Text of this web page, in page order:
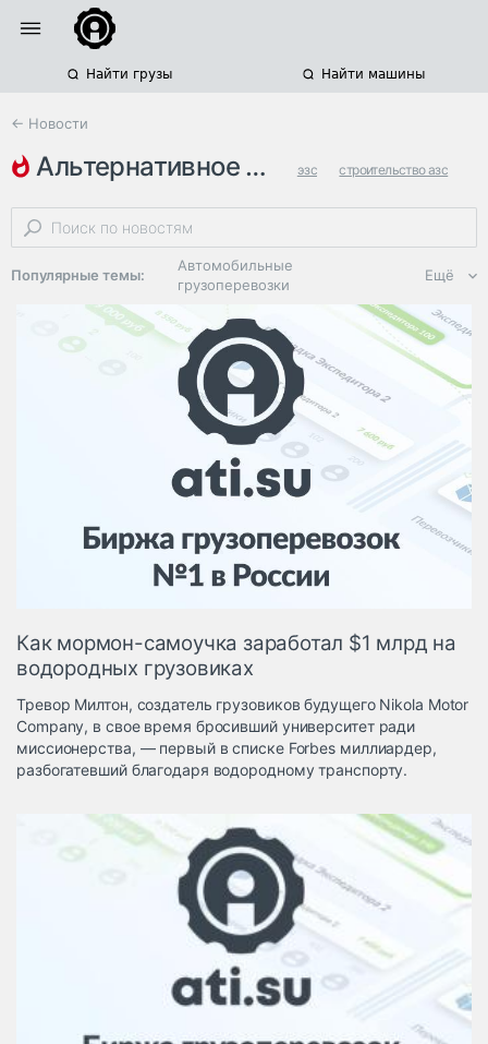
Найти грузы Найти машины
← Новости
альтернативное топливо эзс строительство азс
продажа топлива
Популярные темы:
Автомобильные
грузоперевозки
Региональная
логистика
ЭДО, ИТ в
логистике
Дороги,
инфраструктура
Логистика, грузы
Негабаритные и
опасные грузы
Безопасность и
Таможня и ВЭД
грузовые
терминалы
Коммерческий
транспорт
Автосервис,
запчасти, шины
Топливо, масла и
автохимия
Дзен
Ещё
Как мормон-самоучка заработал $1 млрд на
водородных грузовиках
Тревор Милтон, создатель грузовиков будущего Nikola Motor
Company, в свое время бросивший университет ради
миссионерства, — первый в списке Forbes миллиардер,
разбогатевший благодаря водородному транспорту.